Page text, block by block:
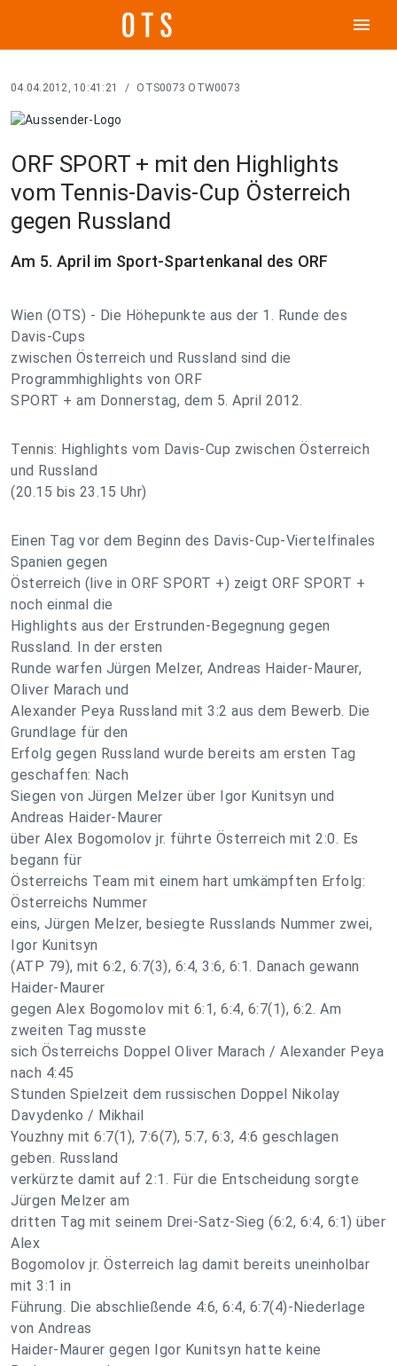
menu
04.04.2012, 10:41:21 / OTS0073 OTW0073
ORF SPORT + mit den Highlights
vom Tennis-Davis-Cup Österreich
gegen Russland
Am 5. April im Sport-Spartenkanal des ORF
Wien (OTS) - Die Höhepunkte aus der 1. Runde des
Davis-Cups
zwischen Österreich und Russland sind die
Programmhighlights von ORF
SPORT + am Donnerstag, dem 5. April 2012.
Tennis: Highlights vom Davis-Cup zwischen Österreich
und Russland
(20.15 bis 23.15 Uhr)
Einen Tag vor dem Beginn des Davis-Cup-Viertelfinales
Spanien gegen
Österreich (live in ORF SPORT +) zeigt ORF SPORT +
noch einmal die
Highlights aus der Erstrunden-Begegnung gegen
Russland. In der ersten
Runde warfen Jürgen Melzer, Andreas Haider-Maurer,
Oliver Marach und
Alexander Peya Russland mit 3:2 aus dem Bewerb. Die
Grundlage für den
Erfolg gegen Russland wurde bereits am ersten Tag
geschaffen: Nach
Siegen von Jürgen Melzer über Igor Kunitsyn und
Andreas Haider-Maurer
über Alex Bogomolov jr. führte Österreich mit 2:0. Es
begann für
Österreichs Team mit einem hart umkämpften Erfolg:
Österreichs Nummer
eins, Jürgen Melzer, besiegte Russlands Nummer zwei,
Igor Kunitsyn
(ATP 79), mit 6:2, 6:7(3), 6:4, 3:6, 6:1. Danach gewann
Haider-Maurer
gegen Alex Bogomolov mit 6:1, 6:4, 6:7(1), 6:2. Am
zweiten Tag musste
sich Österreichs Doppel Oliver Marach / Alexander Peya
nach 4:45
Stunden Spielzeit dem russischen Doppel Nikolay
Davydenko / Mikhail
Youzhny mit 6:7(1), 7:6(7), 5:7, 6:3, 4:6 geschlagen
geben. Russland
verkürzte damit auf 2:1. Für die Entscheidung sorgte
Jürgen Melzer am
dritten Tag mit seinem Drei-Satz-Sieg (6:2, 6:4, 6:1) über
Alex
Bogomolov jr. Österreich lag damit bereits uneinholbar
mit 3:1 in
Führung. Die abschließende 4:6, 6:4, 6:7(4)-Niederlage
von Andreas
Haider-Maurer gegen Igor Kunitsyn hatte keine